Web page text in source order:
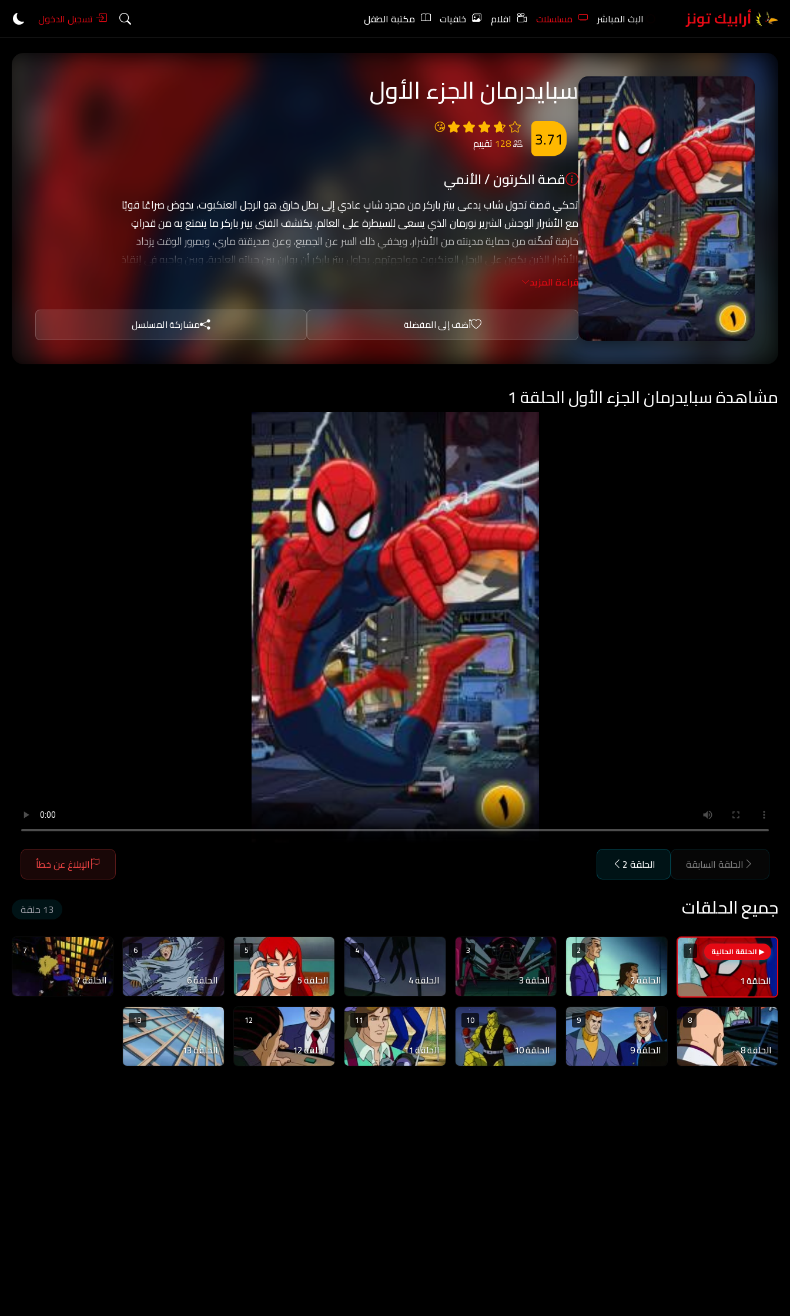
أرابيك تونز البث المباشر مسلسلات افلام خلفيات مكتبة الطفل تسجيل الدخول
سبايدرمان الجزء الأول
😘
128 تقييم 3.71
قصة الكرتون / الأنمي
تحكي قصة تحول شاب يدعى بيتر باركر من مجرد شابٍ عادي إلى بطل خارق هو الرجل العنكبوت، يخوض صراعًا قويًا
مع الأشرار الوحش الشرير نورمان الذي يسعى للسيطرة على العالم. يكتشف الفتى بيتر باركر ما يتمتع به من قدراتٍ
خارقة تُمكّنه من حماية مدينته من الأشرار، ويخفي ذلك السر عن الجميع، وعن صديقتة ماري، وبمرور الوقت يزداد
الأشرار الذين يكون على الرجل العنكبوت مواجهتهم. يحاول بيتر باركر أن يوازن بين حياته العادية، وبين واجبه في إنقاذ
المدينة وتسخير قوته للخير، في مواجهة الاشرار.
قراءة المزيد
أضف إلى المفضلة مشاركة المسلسل
مشاهدة سبايدرمان الجزء الأول الحلقة 1
الحلقة السابقة الحلقة 2 الإبلاغ عن خطأ
جميع الحلقات 13 حلقة
1
الحلقة 1
2
الحلقة 2
3
الحلقة 3
4
الحلقة 4
5
الحلقة 5
6
الحلقة 6
7
الحلقة 7
8
الحلقة 8
9
الحلقة 9
10
الحلقة 10
11
الحلقة 11
12
الحلقة 12
13
الحلقة 13